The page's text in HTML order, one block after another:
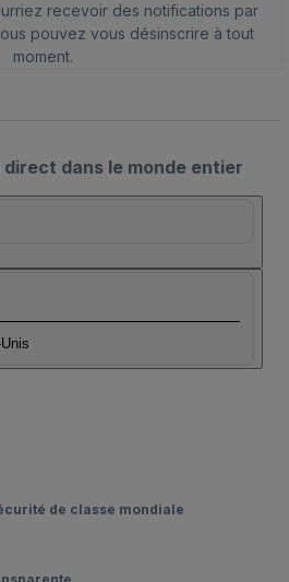
recevoir des notifications par
pouvez vous désinscrire à tout
moment.
dans le monde entier
de classe mondiale